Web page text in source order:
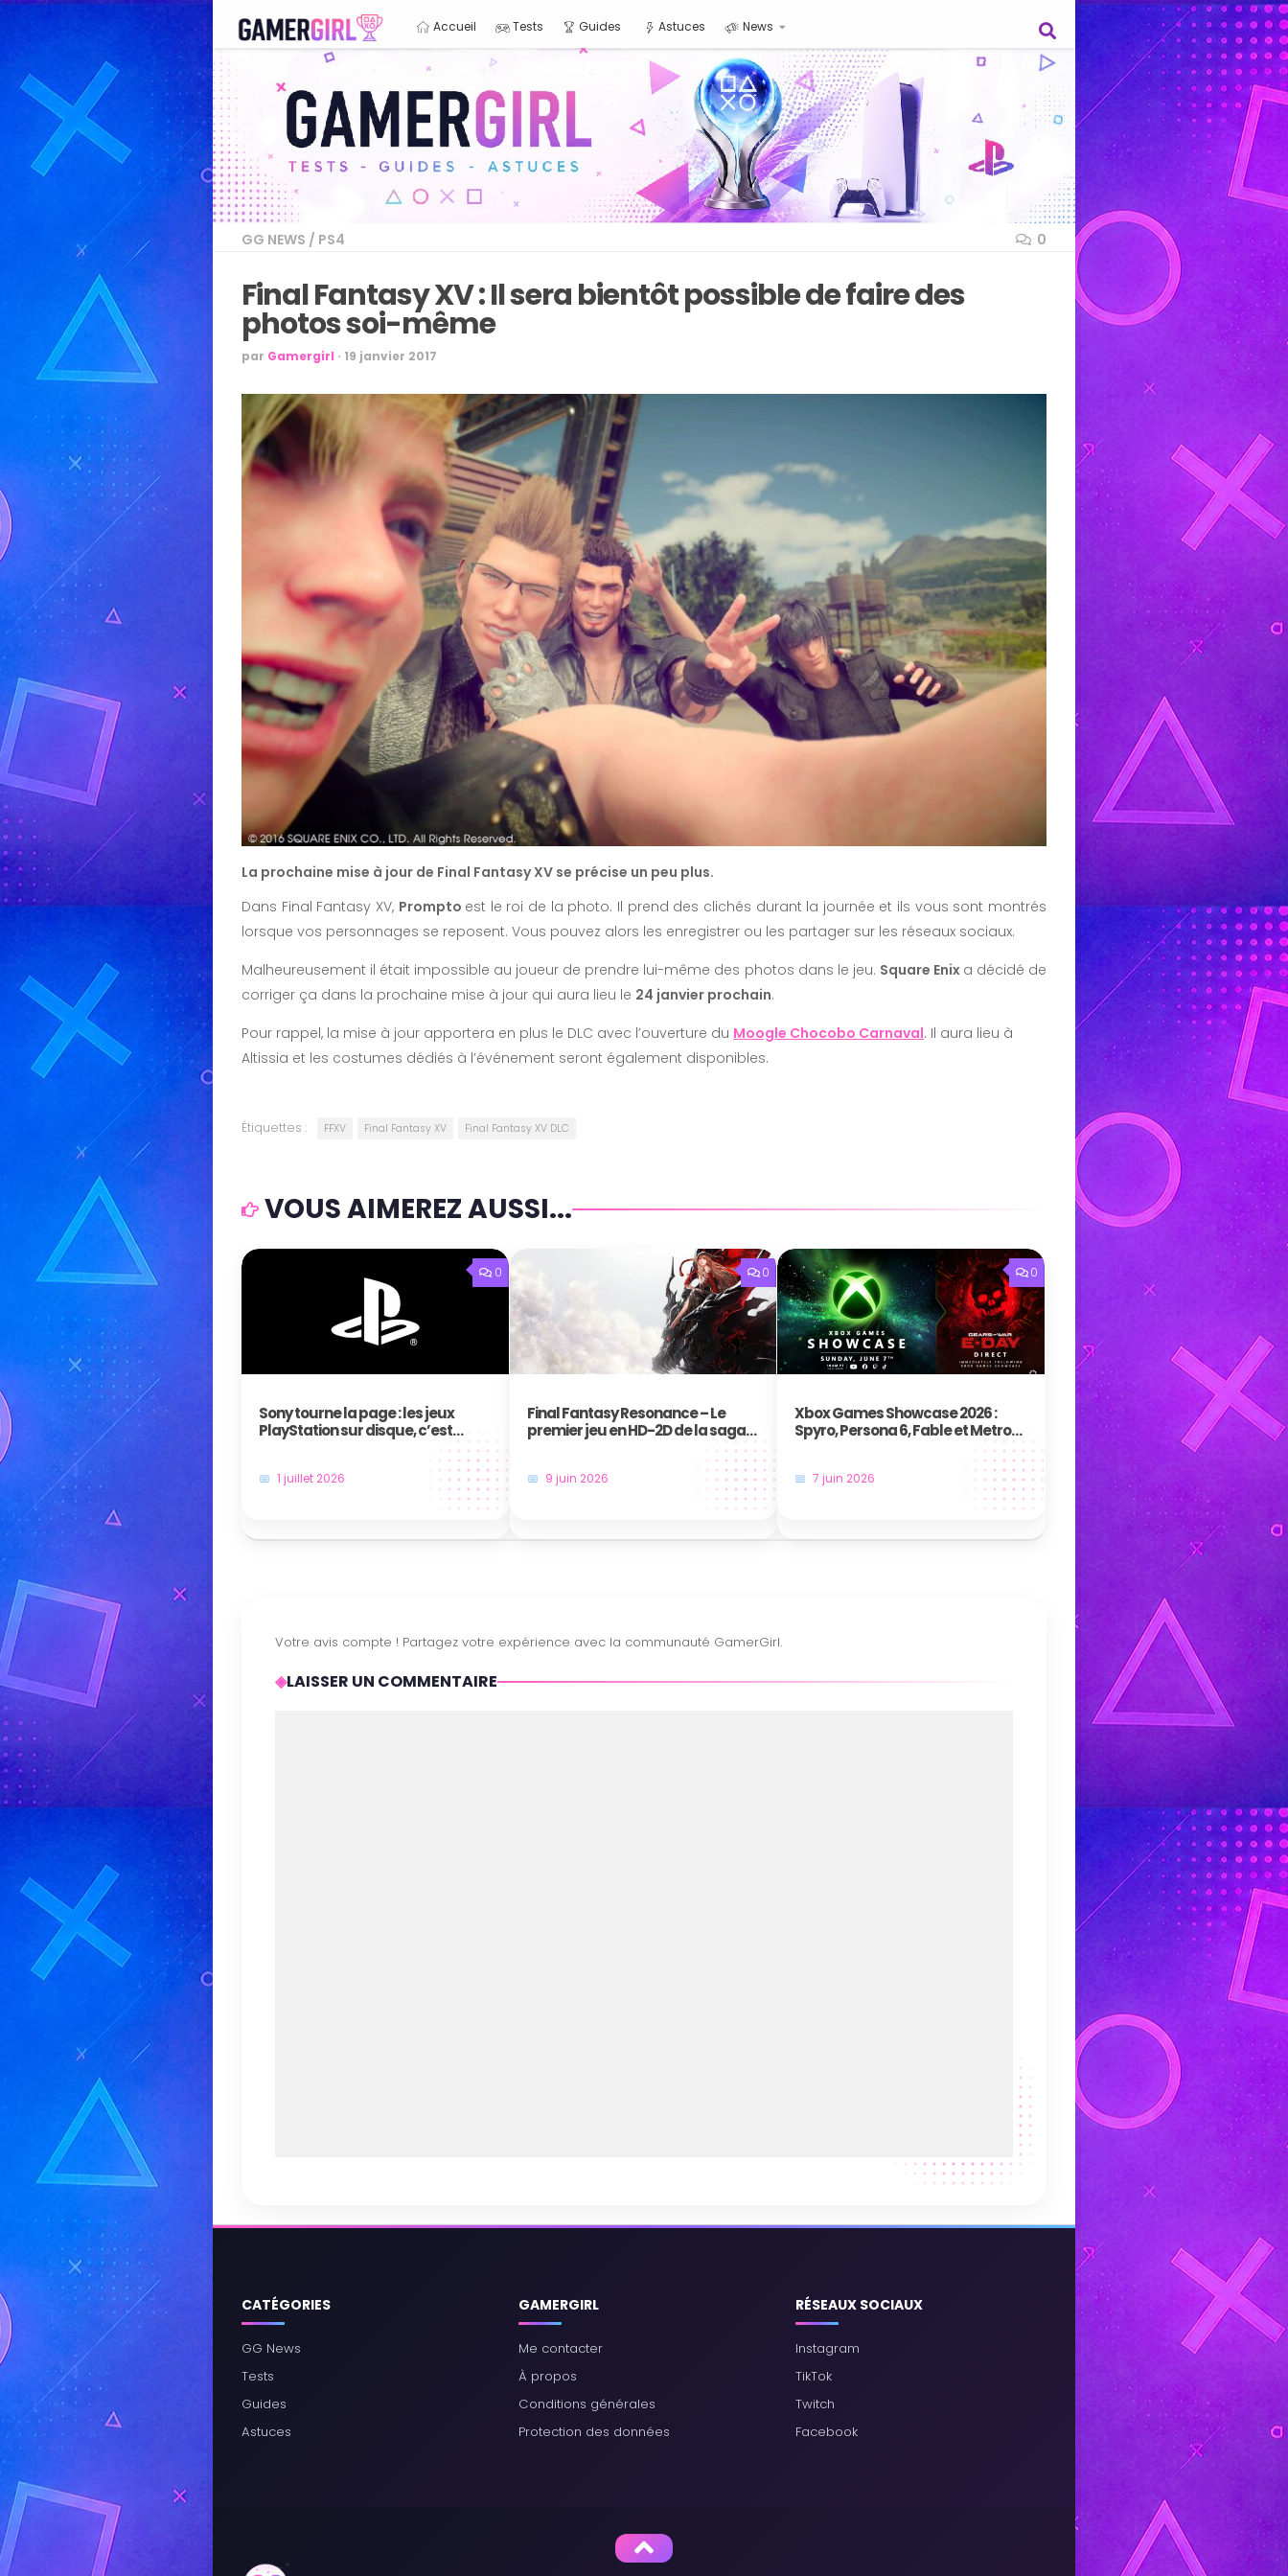
Accueil Tests Guides Astuces News
GG NEWS / PS4 0
Final Fantasy XV : Il sera bientôt possible de faire des
photos soi-même
par Gamergirl · 19 janvier 2017
La prochaine mise à jour de Final Fantasy XV se précise un peu plus.
Dans Final Fantasy XV, Prompto est le roi de la photo. Il prend des clichés durant la journée et ils vous sont montrés
lorsque vos personnages se reposent. Vous pouvez alors les enregistrer ou les partager sur les réseaux sociaux.
Malheureusement il était impossible au joueur de prendre lui-même des photos dans le jeu. Square Enix a décidé de
corriger ça dans la prochaine mise à jour qui aura lieu le 24 janvier prochain.
Pour rappel, la mise à jour apportera en plus le DLC avec l’ouverture du Moogle Chocobo Carnaval. Il aura lieu à
Altissia et les costumes dédiés à l’événement seront également disponibles.
Étiquettes : FFXV Final Fantasy XV Final Fantasy XV DLC
VOUS AIMEREZ AUSSI...
0
Sony tourne la page : les jeux
PlayStation sur disque, c’est
1 juillet 2026
0
Final Fantasy Resonance – Le
premier jeu en HD-2D de la saga
annoncé au Nintendo Direct
9 juin 2026
0
Xbox Games Showcase 2026 :
Spyro, Persona 6, Fable et Metro
7 juin 2026
LAISSER UN COMMENTAIRE
CATÉGORIES
GG News
Tests
Guides
Astuces
GAMERGIRL
Me contacter
À propos
Conditions générales
Protection des données
RÉSEAUX SOCIAUX
Instagram
TikTok
Twitch
Facebook